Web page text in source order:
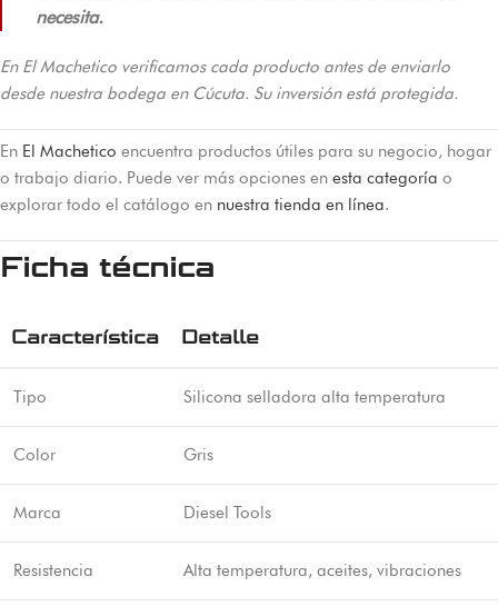
necesita.
En El Machetico verificamos cada producto antes de enviarlo
desde nuestra bodega en Cúcuta. Su inversión está protegida.
En El Machetico encuentra productos útiles para su negocio, hogar
o trabajo diario. Puede ver más opciones en esta categoría o
explorar todo el catálogo en nuestra tienda en línea.
Ficha técnica
Característica Detalle
Tipo Silicona selladora alta temperatura
Color Gris
Marca Diesel Tools
Resistencia Alta temperatura, aceites, vibraciones